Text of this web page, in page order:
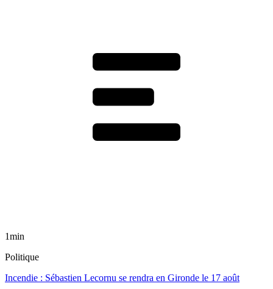
1min
Politique
Incendie : Sébastien Lecornu se rendra en Gironde le 17 août